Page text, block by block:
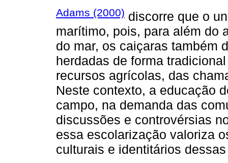
Adams (2000) discorre que o
marítimo, pois, para além do
do mar, os caiçaras também
herdadas de forma
recursos agrícolas, das
Neste contexto, a educação
campo, na demanda das
discussões e controvérsias
essa escolarização valoriza
culturais e identitários